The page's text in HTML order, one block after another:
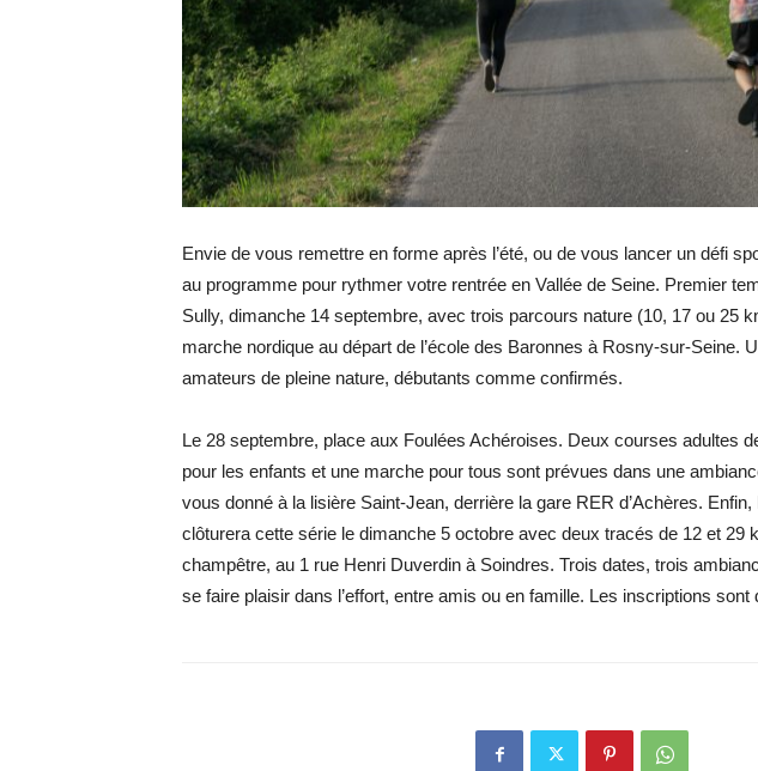
Envie de vous remettre en forme après l’été, ou de vous lancer un défi
au programme pour rythmer votre rentrée en Vallée de Seine. Premier
Sully, dimanche 14 septembre, avec trois parcours nature (10, 17 ou 25
marche nordique au départ de l’école des Baronnes à Rosny-sur-Seine.
amateurs de pleine nature, débutants comme ­confirmés.
Le 28 septembre, place aux Foulées Achéroises. Deux courses adultes
pour les enfants et une marche pour tous sont prévues dans une
vous donné à la lisière Saint-Jean, derrière la gare RER d’Achères.
clôturera cette série le dimanche 5 octobre avec deux tracés de 12 et 29
champêtre, au 1 rue Henri Duverdin à Soindres. Trois dates, trois
se faire plaisir dans l’effort, entre amis ou en famille. Les ­inscriptions sont